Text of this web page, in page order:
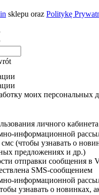
sklepu oraz Politykę
моих персональных
личного
информационной
(чтобы узнавать о
предложениях и др.)
отправки сообщения в
SMS-сообщением
информационной
узнавать о новинках,